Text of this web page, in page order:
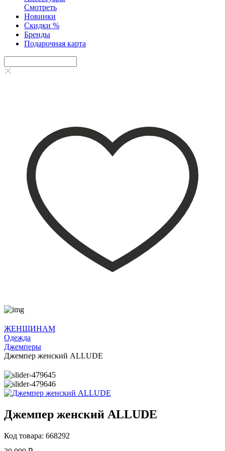
Смотреть
Новинки
Скидки %
Бренды
Подарочная карта
ЖЕНЩИНАМ
Одежда
Джемперы
Джемпер женский ALLUDE
Джемпер женский ALLUDE
Код товара: 668292